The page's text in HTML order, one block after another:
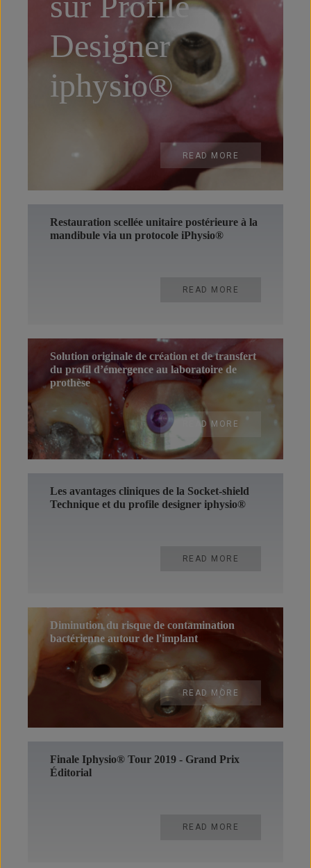
Designer
iphysio®
READ MORE
Restauration scellée unitaire postérieure à la
mandibule via un protocole iPhysio®
READ MORE
Solution originale de création et de transfert
du profil d’émergence au laboratoire de
prothèse
READ MORE
Les avantages cliniques de la Socket-shield
Technique et du profile designer iphysio®
READ MORE
Diminution du risque de contamination
bactérienne autour de l'implant
READ MORE
Finale Iphysio® Tour 2019 - Grand Prix
Éditorial
READ MORE